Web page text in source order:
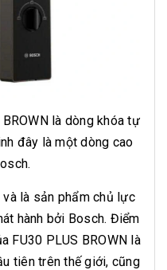
là dòng khóa tự
đây là một dòng cao
là sản phẩm chủ lực
hành bởi Bosch. Điểm
FU30 PLUS BROWN là
tiên trên thế giới, cũng